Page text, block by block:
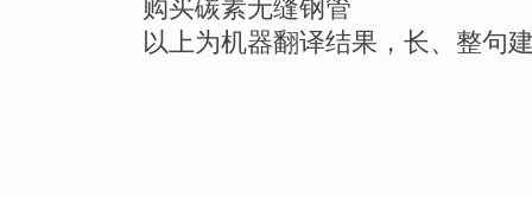
购买碳素无缝钢管
以上为机器翻译结果，长、整句